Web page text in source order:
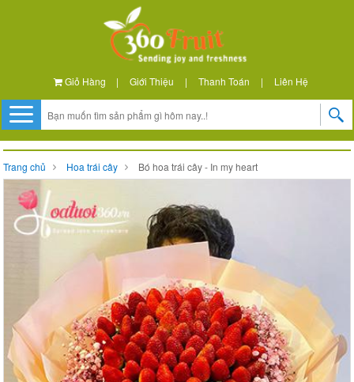
Giỏ Hàng | Giới Thiệu | Thanh Toán | Liên Hệ
Trang chủ Hoa trái cây Bó hoa trái cây - In my heart